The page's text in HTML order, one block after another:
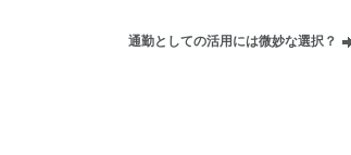
通勤としての活用には微妙な選択？